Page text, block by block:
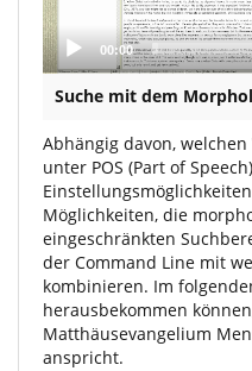
00:00
Suche mit dem
Abhängig davon,
unter POS (Part of
Möglichkeiten, die
eingeschränkten
der Command Line mit
kombinieren. Im
herausbekommen
Matthäusevangelium
anspricht.